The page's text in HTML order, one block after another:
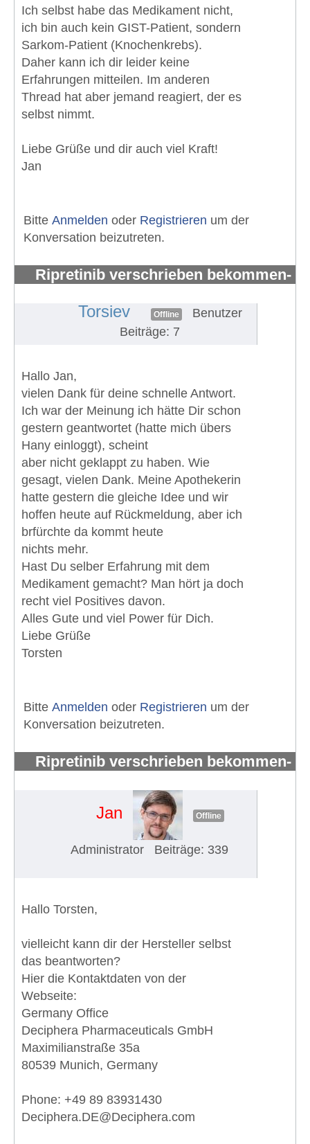
Ich selbst habe das Medikament nicht,
ich bin auch kein GIST-Patient, sondern
Sarkom-Patient (Knochenkrebs).
Daher kann ich dir leider keine
Erfahrungen mitteilen. Im anderen
Thread hat aber jemand reagiert, der es
selbst nimmt.
Liebe Grüße und dir auch viel Kraft!
Jan
Bitte Anmelden oder Registrieren um der
Konversation beizutreten.
Ripretinib verschrieben bekommen-
Torsiev Offline
Benutzer
Beiträge: 7
Hallo Jan,
vielen Dank für deine schnelle Antwort.
Ich war der Meinung ich hätte Dir schon
gestern geantwortet (hatte mich übers
Hany einloggt), scheint
aber nicht geklappt zu haben. Wie
gesagt, vielen Dank. Meine Apothekerin
hatte gestern die gleiche Idee und wir
hoffen heute auf Rückmeldung, aber ich
brfürchte da kommt heute
nichts mehr.
Hast Du selber Erfahrung mit dem
Medikament gemacht? Man hört ja doch
recht viel Positives davon.
Alles Gute und viel Power für Dich.
Liebe Grüße
Torsten
Bitte Anmelden oder Registrieren um der
Konversation beizutreten.
Ripretinib verschrieben bekommen-
Jan Offline
Administrator Beiträge: 339
Hallo Torsten,
vielleicht kann dir der Hersteller selbst
das beantworten?
Hier die Kontaktdaten von der
Webseite:
Germany Office
Deciphera Pharmaceuticals GmbH
Maximilianstraße 35a
80539 Munich, Germany
Phone: +49 89 83931430
Deciphera.DE@Deciphera.com